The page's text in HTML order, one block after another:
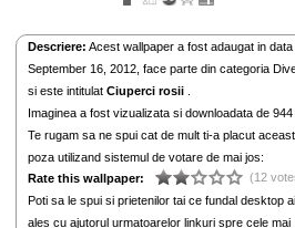
Descriere: Acest wallpaper a fost adaugat in data
September 16, 2012, face parte din categoria
si este intitulat Ciuperci rosii
Imaginea a fost vizualizata si downloadata de 944
Te rugam sa ne spui cat de mult ti-a placut
poza utilizand sistemul de votare de mai jos:
Rate this wallpaper:
(12
Poti sa le spui si prietenilor tai ce fundal desktop ai
ales cu ajutorul urmatoarelor linkuri spre cele mai